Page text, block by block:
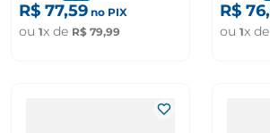
R$ 77,59 no PIX
ou 1x de R$ 79,99
R$ 76,
ou 1x de